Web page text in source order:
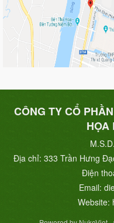
CÔNG TY CỔ
HỌA
Địa chỉ: 333 Trần Hưng
Điện
Email:
Website: